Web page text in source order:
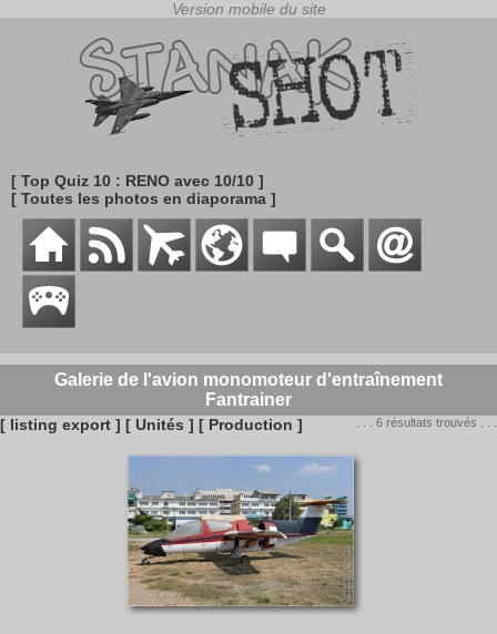
[ Top Quiz 10 : RENO avec 10/10 ]
[ Toutes les photos en diaporama ]
Galerie de l'avion monomoteur d'entraînement
Fantrainer
[ listing export ] [ Unités ] [ Production ] . . . 6 résultats trouvés . . .